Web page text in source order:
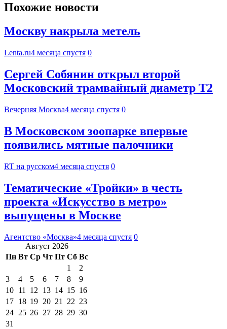
Похожие новости
Москву накрыла метель
Lenta.ru4 месяца спустя 0
Сергей Собянин открыл второй
Московский трамвайный диаметр Т2
Вечерняя Москва4 месяца спустя 0
В Московском зоопарке впервые
появились мятные палочники
RT на русском4 месяца спустя 0
Тематические «Тройки» в честь
проекта «Искусство в метро»
выпущены в Москве
Агентство «Москва»4 месяца спустя 0
Август 2026
Пн Вт Ср Чт Пт Сб Вс
1
2
3
4 5 6 7 8
9
10 11 12 13 14 15 16
17 18 19 20 21 22 23
24 25 26 27 28 29 30
31